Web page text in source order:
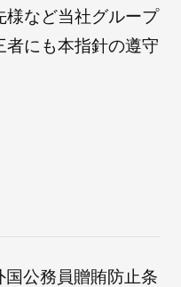
様など当社グループ
にも本指針の遵守
公務員贈賄防止条